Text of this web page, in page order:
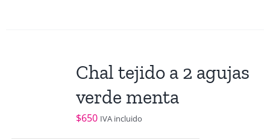
Chal tejido a 2 agujas
verde menta
$650 IVA incluido